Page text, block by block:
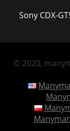
Sony CDX-
© 2020,